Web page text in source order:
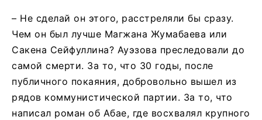
– Не сделай он этого, расстреляли бы сразу.
Чем он был лучше Магжана Жумабаева или
Сакена Сейфуллина? Ауэзова преследовали до
самой смерти. За то, что 30 годы, после
публичного покаяния, добровольно вышел из
рядов коммунистической партии. За то, что
написал роман об Абае, где восхвалял крупного